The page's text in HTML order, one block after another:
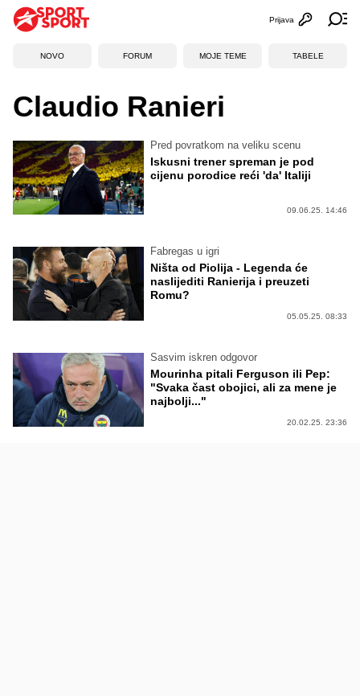
Otvori
Prijava
NOVO FORUM MOJE TEME TABELE
Claudio Ranieri
Pred povratkom na veliku scenu
Iskusni trener spreman je pod
cijenu porodice reći 'da' Italiji
09.06.25. 14:46
Fabregas u igri
Ništa od Piolija - Legenda će
naslijediti Ranierija i preuzeti
Romu?
05.05.25. 08:33
Sasvim iskren odgovor
Mourinha pitali Ferguson ili Pep:
"Svaka čast obojici, ali za mene je
najbolji..."
20.02.25. 23:36